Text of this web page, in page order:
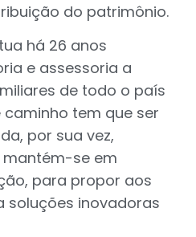
do patrimônio.
há 26 anos
e assessoria a
de todo o país
tem que ser
por sua vez,
mantém-se em
para propor aos
soluções inovadoras